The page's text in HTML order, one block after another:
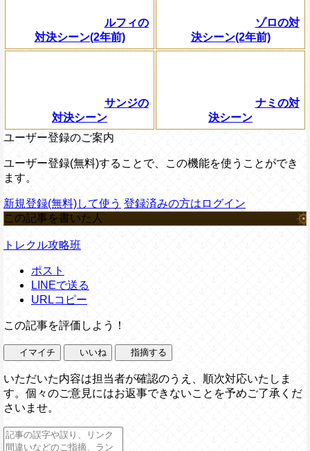
ルフィの
対決シーン(2年前)
ゾロの対
決シーン(2年前)
サンジの
対決シーン
ナミの対
決シーン
ユーザー登録のご案内
ユーザー登録(無料)することで、この機能を使うことができ
ます。
新規登録(無料)して使う 登録済みの方はログイン
この記事を書いた人
トレクル攻略班
ポスト
LINEで送る
URLコピー
この記事を評価しよう！
イマイチ いいね 指摘する
いただいた内容は担当者が確認のうえ、順次対応いたしま
す。個々のご意見にはお返事できないことを予めご了承くだ
さいませ。